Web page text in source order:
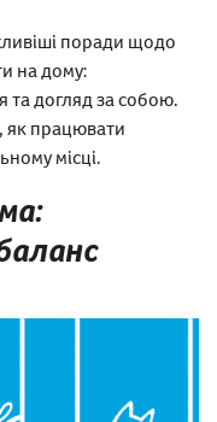
поради щодо
на дому:
та догляд за собою.
як працювати
місці.